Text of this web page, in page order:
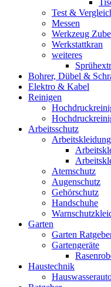
Test &
Messen
Werkzeug
Werkstattkran
weiteres
Bohrer, Dübel &
Elektro & Kabel
Reinigen
Arbeitsschutz
Arbeitskleidung
Atemschutz
Augenschutz
Gehörschutz
Handschuhe
Garten
Garten
Gartengeräte
Haustechnik